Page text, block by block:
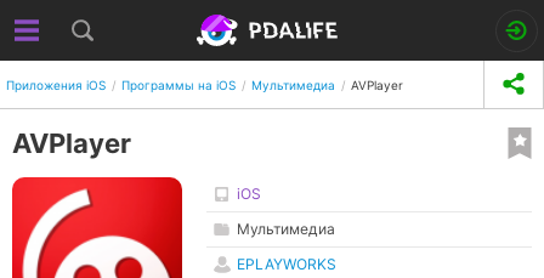
Приложения iOS Программы на iOS Мультимедиа AVPlayer
AVPlayer
iOS
Мультимедиа
EPLAYWORKS